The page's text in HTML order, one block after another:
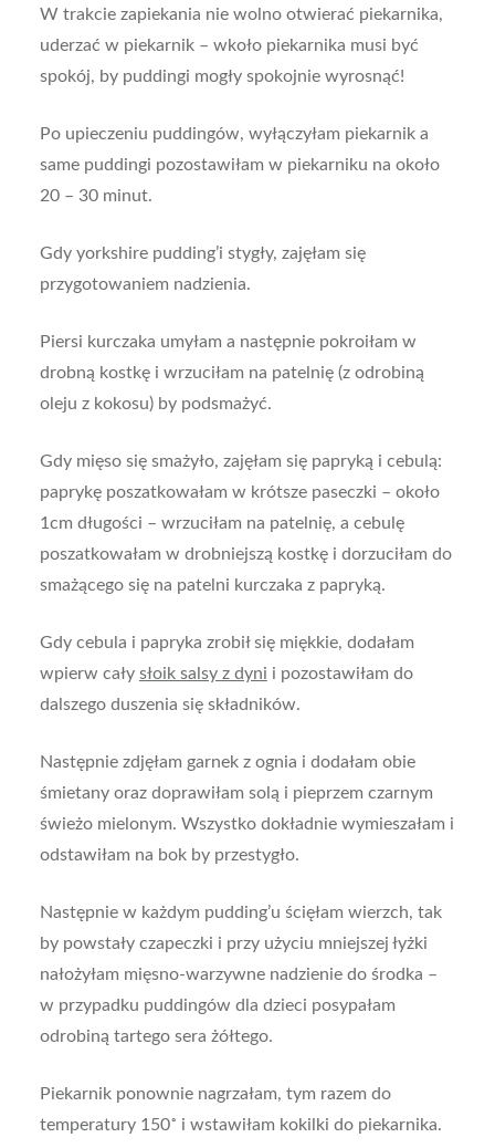
W trakcie zapiekania nie wolno otwierać piekarnika,
uderzać w piekarnik – wkoło piekarnika musi być
spokój, by puddingi mogły spokojnie wyrosnąć!
Po upieczeniu puddingów, wyłączyłam piekarnik a
same puddingi pozostawiłam w piekarniku na około
20 – 30 minut.
Gdy yorkshire pudding’i stygły, zajęłam się
przygotowaniem nadzienia.
Piersi kurczaka umyłam a następnie pokroiłam w
drobną kostkę i wrzuciłam na patelnię (z odrobiną
oleju z kokosu) by podsmażyć.
Gdy mięso się smażyło, zajęłam się papryką i cebulą:
paprykę poszatkowałam w krótsze paseczki – około
1cm długości – wrzuciłam na patelnię, a cebulę
poszatkowałam w drobniejszą kostkę i dorzuciłam do
smażącego się na patelni kurczaka z papryką.
Gdy cebula i papryka zrobił się miękkie, dodałam
wpierw cały słoik salsy z dyni i pozostawiłam do
dalszego duszenia się składników.
Następnie zdjęłam garnek z ognia i dodałam obie
śmietany oraz doprawiłam solą i pieprzem czarnym
świeżo mielonym. Wszystko dokładnie wymieszałam i
odstawiłam na bok by przestygło.
Następnie w każdym pudding’u ścięłam wierzch, tak
by powstały czapeczki i przy użyciu mniejszej łyżki
nałożyłam mięsno-warzywne nadzienie do środka –
w przypadku puddingów dla dzieci posypałam
odrobiną tartego sera żółtego.
Piekarnik ponownie nagrzałam, tym razem do
temperatury 150˚ i wstawiłam kokilki do piekarnika.